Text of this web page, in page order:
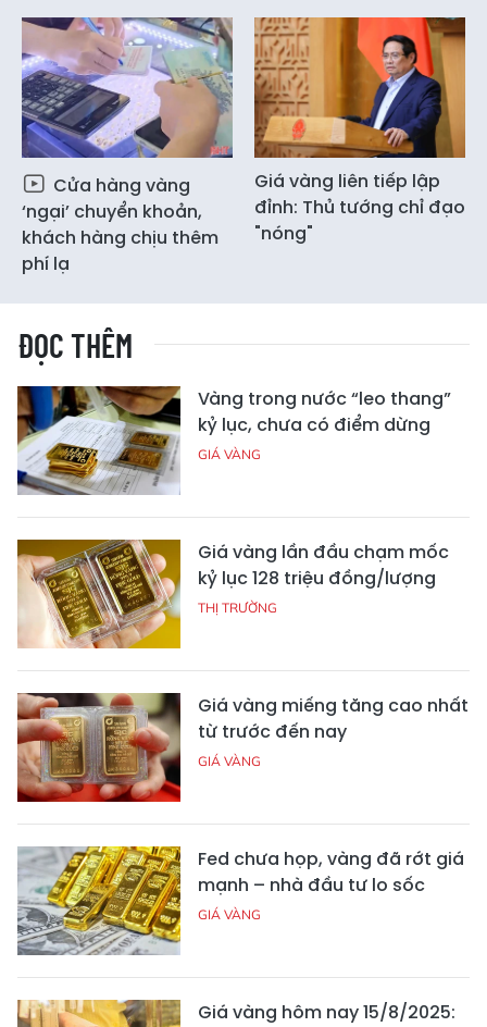
Cửa hàng vàng
‘ngại’ chuyển khoản,
khách hàng chịu thêm
phí lạ
Giá vàng liên tiếp lập
đỉnh: Thủ tướng chỉ đạo
"nóng"
ĐỌC THÊM
Vàng trong nước “leo thang”
kỷ lục, chưa có điểm dừng
GIÁ VÀNG
Giá vàng lần đầu chạm mốc
kỷ lục 128 triệu đồng/lượng
THỊ TRƯỜNG
Giá vàng miếng tăng cao nhất
từ trước đến nay
GIÁ VÀNG
Fed chưa họp, vàng đã rớt giá
mạnh – nhà đầu tư lo sốc
GIÁ VÀNG
Giá vàng hôm nay 15/8/2025: